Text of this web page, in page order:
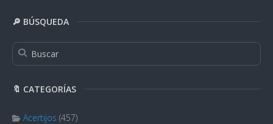
🔎 BÚSQUEDA
🔖 CATEGORÍAS
Acertijos (457)